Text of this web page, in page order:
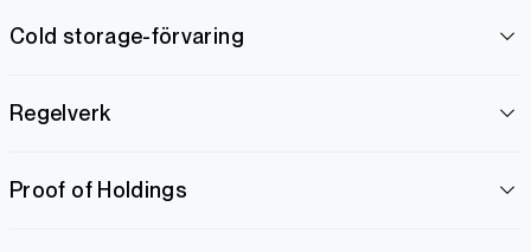
Cold storage-förvaring
Regelverk
Proof of Holdings